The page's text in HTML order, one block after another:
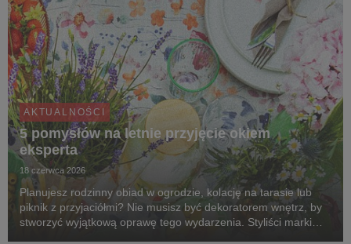
AKTUALNOŚCI
5 pomysłów na letnie przyjęcie okiem
eksperta
18 czerwca 2026
Planujesz rodzinny obiad w ogrodzie, kolację na tarasie lub
piknik z przyjaciółmi? Nie musisz być dekoratorem wnętrz, by
stworzyć wyjątkową oprawę tego wydarzenia. Styliści marki